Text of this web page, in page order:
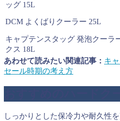
ッグ 15L
DCM よくばりクーラー 25L
キャプテンスタッグ 発泡クーラ
クス 18L
あわせて読みたい関連記事： キ
セール時期の考え方
しっかりとした保冷力や耐久性